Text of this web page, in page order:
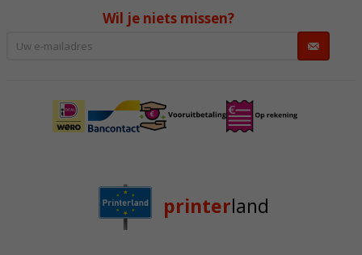
Wil je niets missen?
printerland